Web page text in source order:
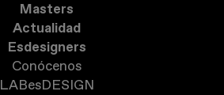
Masters
Actualidad
Esdesigners
Conócenos
LABesDESIGN